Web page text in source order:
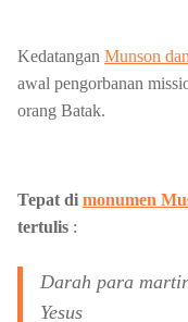
Kedatangan Munson
awal pengorbanan
orang Batak.
Tepat di monumen
tertulis :
Darah para
Yesus